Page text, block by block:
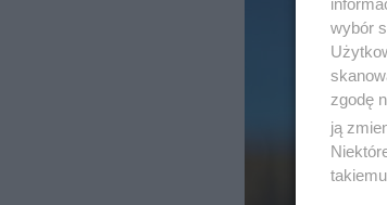
wybór
zgodę
ją